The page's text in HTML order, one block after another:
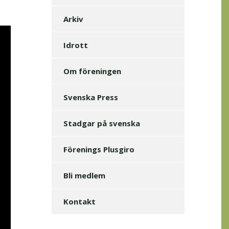
Arkiv
Idrott
Om föreningen
Svenska Press
Stadgar på svenska
Förenings Plusgiro
Bli medlem
Kontakt